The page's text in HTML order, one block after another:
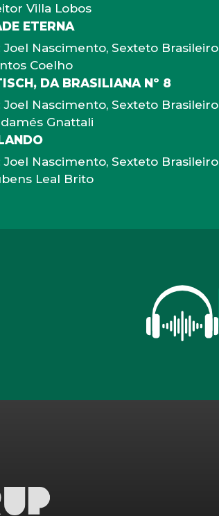
Villa Lobos
ETERNA
Nascimento, Sexteto Brasileiro
Coelho
DA BRASILIANA Nº 8
Nascimento, Sexteto Brasileiro
Gnattali
Nascimento, Sexteto Brasileiro
Leal Brito